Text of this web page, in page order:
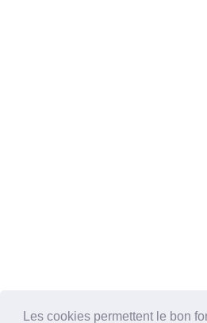
Les cookies permettent le bon